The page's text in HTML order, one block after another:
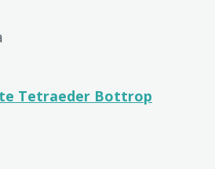
Tetraeder Bottrop